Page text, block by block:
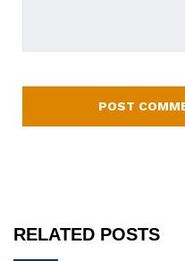
RELATED POSTS